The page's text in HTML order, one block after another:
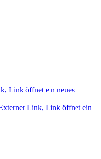
Link öffnet ein neues
Link, Link öffnet ein